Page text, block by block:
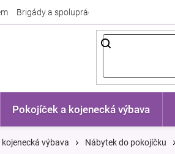
Brigády a spolupráce
Pokojíček a kojenecká výbava
kojenecká výbava Nábytek do pokojíčku